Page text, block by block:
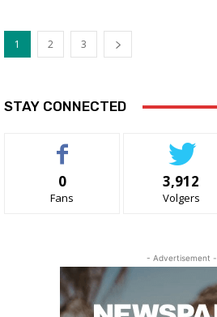
1 2 3
STAY CONNECTED
0
Fans
3,912
Volgers
- Advertisement -